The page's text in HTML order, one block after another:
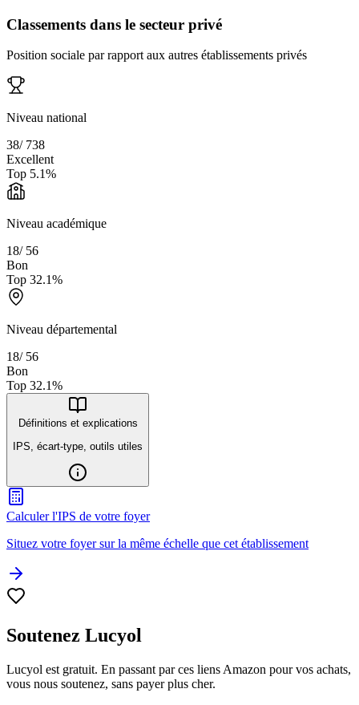
Classements dans le secteur privé
Position sociale par rapport aux autres établissements privés
Niveau national
38/ 738
Excellent
Top 5.1%
Niveau académique
18/ 56
Bon
Top 32.1%
Niveau départemental
18/ 56
Bon
Top 32.1%
Définitions et explications
IPS, écart-type, outils utiles
Calculer l'IPS de votre foyer
Situez votre foyer sur la même échelle que cet établissement
Soutenez Lucyol
Lucyol est gratuit. En passant par ces liens Amazon pour vos achats,
vous nous soutenez, sans payer plus cher.